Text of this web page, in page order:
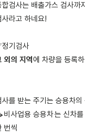
합검사는 배출가스 검사까
사라고 하네요!
외의 지역에 차량을 등록
사를 받는 주기는 승용차
비사업용 승용차는 신차
번씩